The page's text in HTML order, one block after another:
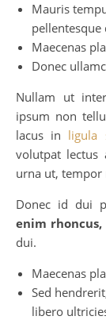
Mauris
Maecenas
Donec
Nullam ut
ipsum non
lacus in ligula
volutpat lectus
urna ut, tempor
Donec id dui
enim
dui.
Maecenas
Sed
libero